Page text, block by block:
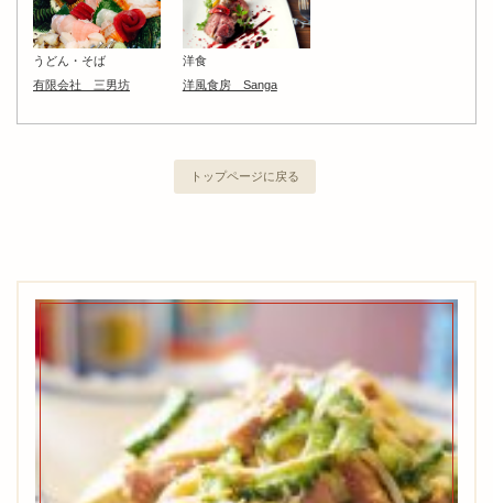
うどん・そば
有限会社 三男坊
洋食
洋風食房 Sanga
トップページに戻る